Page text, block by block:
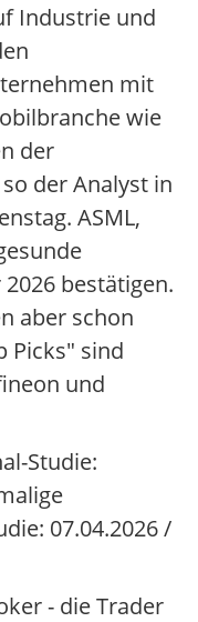
Industrie und
mit
wie
der
der Analyst in
ASML,
bestätigen.
aber schon
Picks" sind
und
Studie:
07.04.2026 /
- die Trader